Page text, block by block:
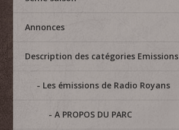
Annonces
Description des catégories Emissions
Les émissions de Radio Royans
A PROPOS DU PARC